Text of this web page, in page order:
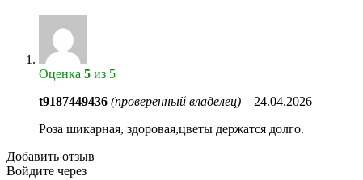
Оценка 5 из 5
t9187449436 (проверенный владелец) – 24.04.2026
Роза шикарная, здоровая,цветы держатся долго.
Добавить отзыв
Войдите через